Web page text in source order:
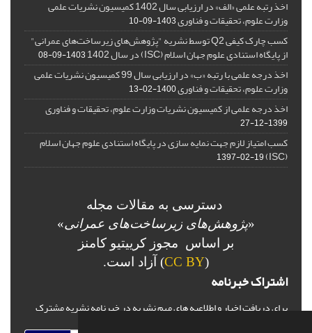
اخذ رتبه علمی «الف» در ارزیابی سال 1402 کمیسیون نشریات علمی
وزارت علوم، تحقیقات و فناوری1403-09-10
کسب چارک کیفی Q2 توسط نشریه "پژوهش‌های زیرساخت‌های عمرانی"
از پایگاه استنادی علوم جهان اسلام (ISC) در سال 1402 1403-09-08
اخذ درجه علمی با رتبه «ب» در ارزیابی سال 99 کمیسیون نشریات علمی
وزارت علوم، تحقیقات و فناوری1400-02-13
اخذ درجه علمی از کمیسیون نشریات وزارت علوم، تحقیقات و فناوری
1399-12-27
کسب امتیاز لازم جهت نمایه سازی در پایگاه استنادی علوم جهان اسلام
(ISC)
1397-02-19
دسترسی به مقالات مجله
«پژوهش‌های زیرساخت‌های عمرانی»
بر اساس مجوز کرییتیو کامنز
(
CC BY) آزاد است.
اشتراک خبرنامه
برای دریافت اخبار و اطلاعیه های مهم نشریه در خبرنامه نشریه مشترک